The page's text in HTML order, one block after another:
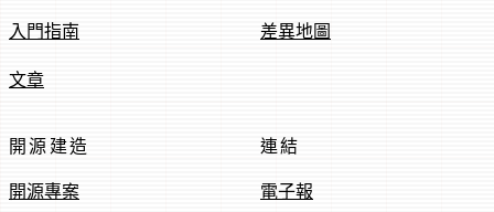
入門指南
文章
差異地圖
開源建造
開源專案
連結
電子報